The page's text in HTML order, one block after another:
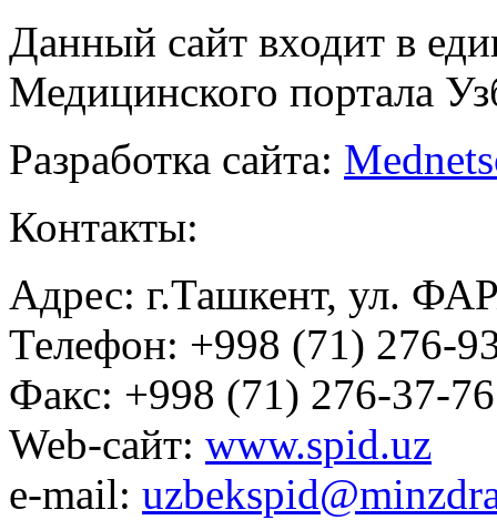
Данный сайт входит в
Медицинского портала
Разработка сайта:
Контакты:
Адрес: г.Ташкент, ул.
Телефон: +998 (71) 276-
Факс: +998 (71) 276-37-76
Web-сайт: www.spid.uz
e-mail: